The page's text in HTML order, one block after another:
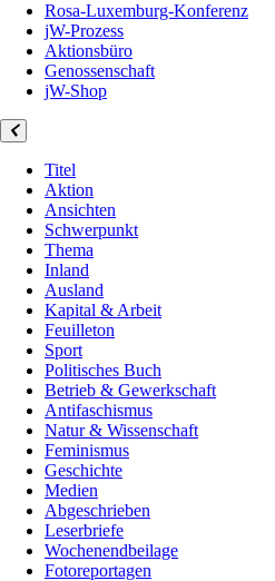
Rosa-Luxemburg-Konferenz
jW-Prozess
Aktionsbüro
Genossenschaft
jW-Shop
Titel
Aktion
Ansichten
Schwerpunkt
Thema
Inland
Ausland
Kapital & Arbeit
Feuilleton
Sport
Politisches Buch
Betrieb & Gewerkschaft
Antifaschismus
Natur & Wissenschaft
Feminismus
Geschichte
Medien
Abgeschrieben
Leserbriefe
Wochenendbeilage
Fotoreportagen